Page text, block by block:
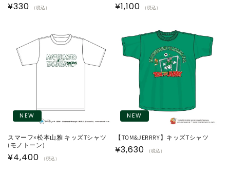
通
¥330 （税込）
通
格
¥1,100 （税込）
NEW
スマーフ×松本山雅 キッズTシャツ
(モノトーン)
通
¥4,400 （税込）
NEW
【TOM&JERRRY】キッズTシャツ
通
¥3,630 （税込）